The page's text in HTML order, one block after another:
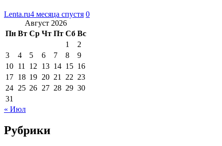
Lenta.ru4 месяца спустя 0
Август 2026
Пн Вт Ср Чт Пт Сб Вс
1
2
3
4 5 6 7 8
9
10 11 12 13 14 15 16
17 18 19 20 21 22 23
24 25 26 27 28 29 30
31
« Июл
Рубрики